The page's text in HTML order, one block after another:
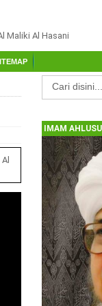
Maliki Al Hasani
IMAM